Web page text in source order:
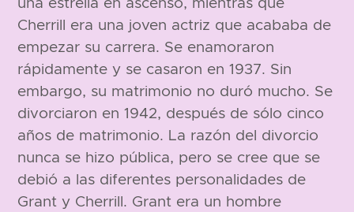
Cherrill era una joven actriz que acababa de
empezar su carrera. Se enamoraron
rápidamente y se casaron en 1937. Sin
embargo, su matrimonio no duró mucho. Se
divorciaron en 1942, después de sólo cinco
años de matrimonio. La razón del divorcio
nunca se hizo pública, pero se cree que se
debió a las diferentes personalidades de
Grant y Cherrill. Grant era un hombre
168 cm 187 cm